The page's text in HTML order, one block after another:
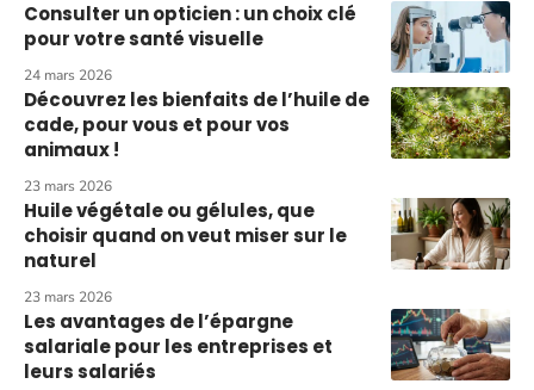
Consulter un opticien : un choix clé
pour votre santé visuelle
24 mars 2026
Découvrez les bienfaits de l’huile de
cade, pour vous et pour vos
animaux !
23 mars 2026
Huile végétale ou gélules, que
choisir quand on veut miser sur le
naturel
23 mars 2026
Les avantages de l’épargne
salariale pour les entreprises et
leurs salariés